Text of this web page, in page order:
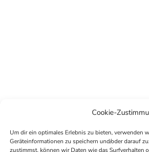
Cookie-
Um dir ein optimales Erlebnis zu bieten, verwenden
Geräteinformationen zu speichern und/oder darauf
zustimmst, können wir Daten wie das Surfverhalten